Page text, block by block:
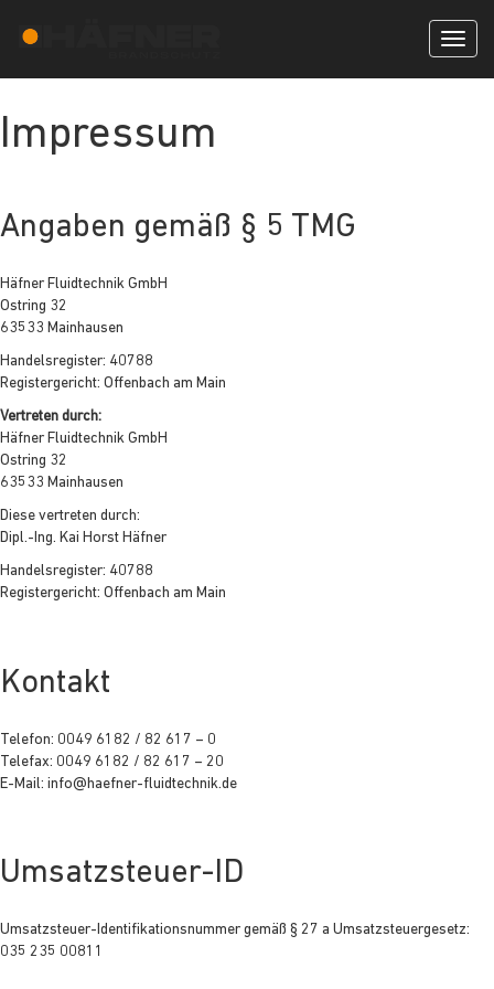
Impressum
Angaben gemäß § 5 TMG
Häfner Fluidtechnik GmbH
Ostring 32
63533 Mainhausen
Handelsregister: 40788
Registergericht: Offenbach am Main
Vertreten durch:
Häfner Fluidtechnik GmbH
Ostring 32
63533 Mainhausen
Diese vertreten durch:
Dipl.-Ing. Kai Horst Häfner
Handelsregister: 40788
Registergericht: Offenbach am Main
Kontakt
Telefon: 0049 6182 / 82 617 – 0
Telefax: 0049 6182 / 82 617 – 20
E-Mail: info@haefner-fluidtechnik.de
Umsatzsteuer-ID
Umsatzsteuer-Identifikationsnummer gemäß § 27 a Umsatzsteuergesetz:
035 235 00811